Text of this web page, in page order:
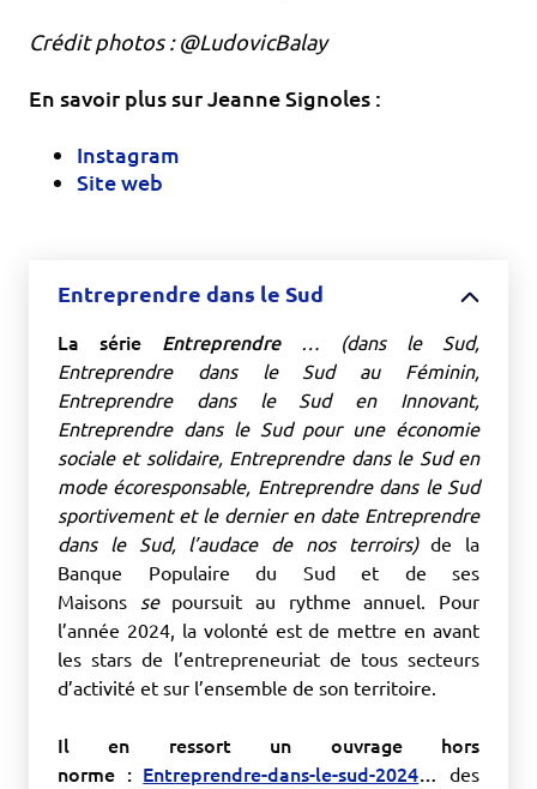
Crédit photos : @LudovicBalay
En savoir plus sur Jeanne Signoles :
Instagram
Site web
Entreprendre dans le Sud
La série Entreprendre
… (dans le Sud,
Entreprendre dans le Sud au Féminin,
Entreprendre dans le Sud en Innovant,
Entreprendre dans le Sud pour une économie
sociale et solidaire, Entreprendre dans le Sud en
mode écoresponsable, Entreprendre dans le Sud
sportivement et le dernier en date Entreprendre
dans le Sud, l’audace de nos terroirs)de la
Banque Populaire du Sud et de ses
Maisons se poursuit au rythme annuel. Pour
l’année 2024, la volonté est de mettre en avant
les stars de l’entrepreneuriat de tous secteurs
d’activité et sur l’ensemble de son territoire.
Il en ressort un ouvrage hors
norme : Entreprendre-dans-le-sud-2024…des